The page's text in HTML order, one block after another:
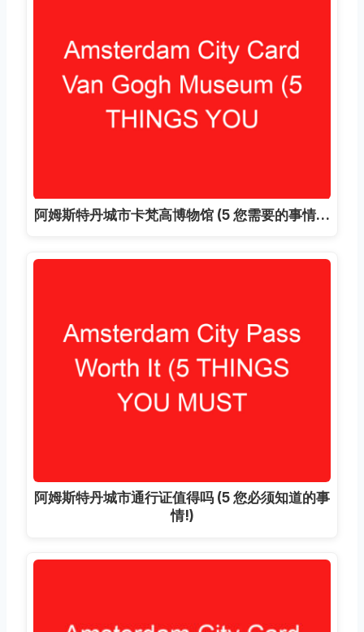
阿姆斯特丹城市卡梵高博物馆 (5 您需要的事情…
阿姆斯特丹城市通行证值得吗 (5 您必须知道的事
情!)